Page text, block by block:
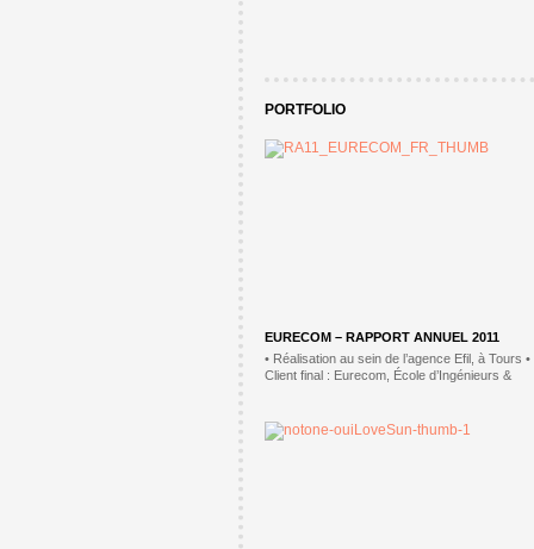
PORTFOLIO
EURECOM – RAPPORT ANNUEL 2011
• Réalisation au sein de l’agence Efil, à Tours •
Client final : Eurecom, École d’Ingénieurs &
d’activité 2011